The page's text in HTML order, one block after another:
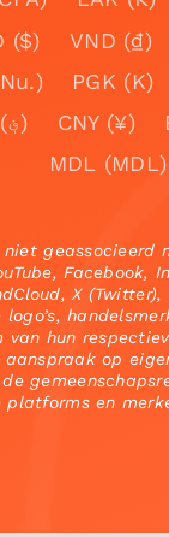
($)
VND (₫)
PGK (K)
AFN (؋)
CNY (¥)
MDL (MDL)
niet geassocieerd
Facebook,
X
logo’s,
van hun
aanspraak op
platforms en